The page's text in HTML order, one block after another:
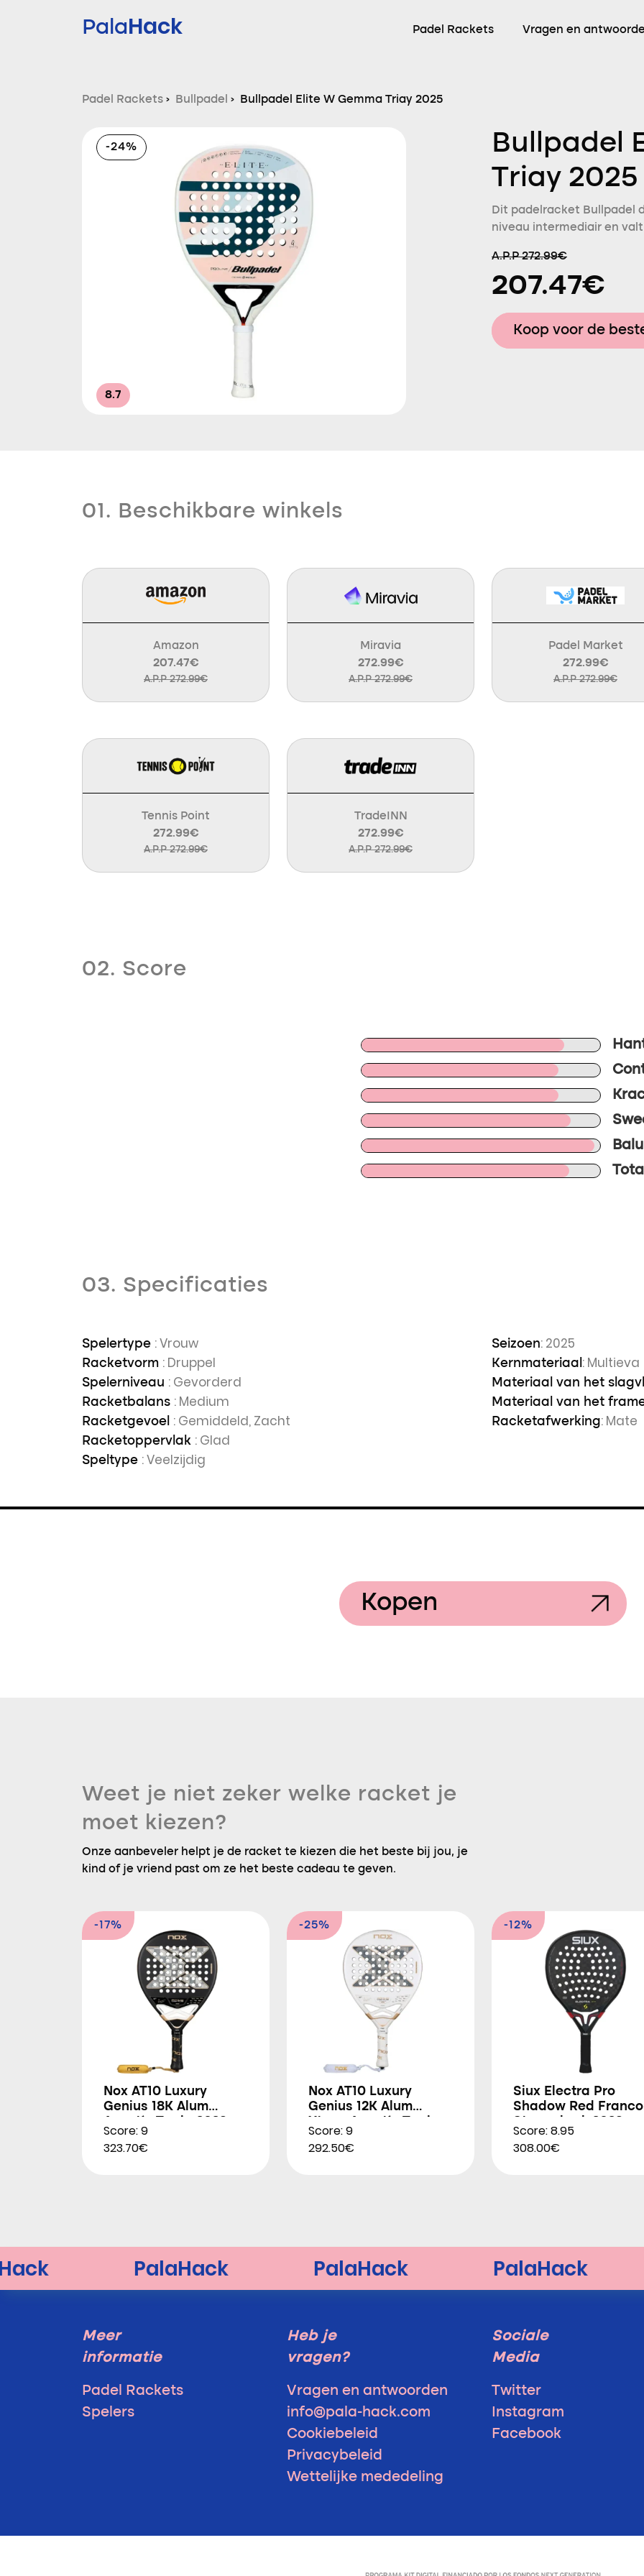
PalaHack Padel Rackets Vragen en
Padel Rackets › Bullpadel › Bullpadel Elite W Gemma Triay 2025
-24%
8.7
Bullpadel
Triay 2025
Dit padelracket Bullpadel
niveau intermediair en
A.P.P 272.99€
207.47€
Koop voor de
01. Beschikbare winkels
Amazon
207.47€
A.P.P 272.99€
Miravia
272.99€
A.P.P 272.99€
Padel Market
272.99€
A.P.P 272.99€
Tennis Point
272.99€
A.P.P 272.99€
TradeINN
272.99€
A.P.P 272.99€
02. Score
03. Specificaties
Spelertype : Vrouw
Racketvorm : Druppel
Spelerniveau : Gevorderd
Racketbalans : Medium
Racketgevoel : Gemiddeld, Zacht
Racketoppervlak : Glad
Speltype : Veelzijdig
Seizoen: 2025
Kernmateriaal : Multieva
Materiaal van het
Materiaal van het
Racketafwerking: Mate
Kopen
Weet je niet zeker welke racket je
moet kiezen?
Onze aanbeveler helpt je de racket te kiezen die het beste bij jou, je
kind of je vriend past om ze het beste cadeau te geven.
-17%
Nox AT10 Luxury
Genius 18K Alum
Score: 9
323.70€
-25%
Nox AT10 Luxury
Genius 12K Alum
2026
Score: 9
292.50€
-12%
Siux Electra Pro
Shadow Red Franco
Score: 8.95
308.00€
Meer
informatie
Padel Rackets
Spelers
Heb je
vragen?
Vragen en antwoorden
info@pala-hack.com
Cookiebeleid
Privacybeleid
Wettelijke mededeling
Sociale
Media
Twitter
Instagram
Facebook